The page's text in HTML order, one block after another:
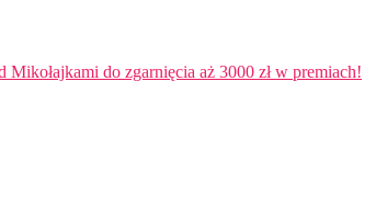
Mikołajkami do zgarnięcia aż 3000 zł w premiach!